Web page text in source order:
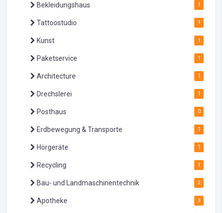
Bekleidungshaus 1
Tattoostudio 1
Kunst 1
Paketservice 1
Architecture 1
Drechslerei 1
Posthaus 0
Erdbewegung & Transporte 1
Hörgeräte 1
Recycling 1
Bau- und Landmaschinentechnik 2
Apotheke 3